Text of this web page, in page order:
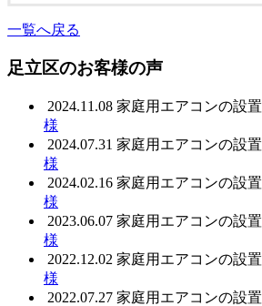
一覧へ戻る
足立区のお客様の声
2024.11.08 家庭用エアコンの設置
様
2024.07.31 家庭用エアコンの設置
様
2024.02.16 家庭用エアコンの設置
様
2023.06.07 家庭用エアコンの設置
様
2022.12.02 家庭用エアコンの設置
様
2022.07.27 家庭用エアコンの設置